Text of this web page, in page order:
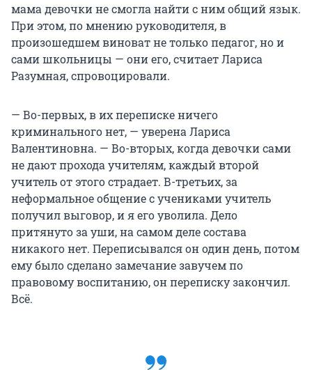
мама девочки не смогла найти с ним общий язык.
При этом, по мнению руководителя, в
произошедшем виноват не только педагог, но и
сами школьницы — они его, считает Лариса
Разумная, спровоцировали.
— Во-первых, в их переписке ничего
криминального нет, — уверена Лариса
Валентиновна. — Во-вторых, когда девочки сами
не дают прохода учителям, каждый второй
учитель от этого страдает. В-третьих, за
неформальное общение с учениками учитель
получил выговор, и я его уволила. Дело
притянуто за уши, на самом деле состава
никакого нет. Переписывался он один день, потом
ему было сделано замечание завучем по
правовому воспитанию, он переписку закончил.
Всё.